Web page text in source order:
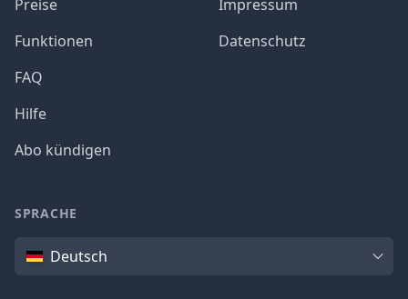
Preise
Funktionen
FAQ
Hilfe
Abo kündigen
Impressum
Datenschutz
SPRACHE
SpracheDeutsch